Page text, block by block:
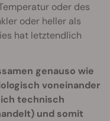
oder des
oder heller als
hat letztendlich
genauso wie
voneinander
technisch
und somit